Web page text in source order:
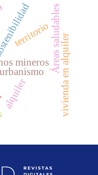
mineros Áreas saludables
urbanismo
territorio
alquiler vivienda en alquiler